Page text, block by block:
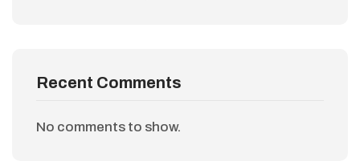
Recent Comments
No comments to show.